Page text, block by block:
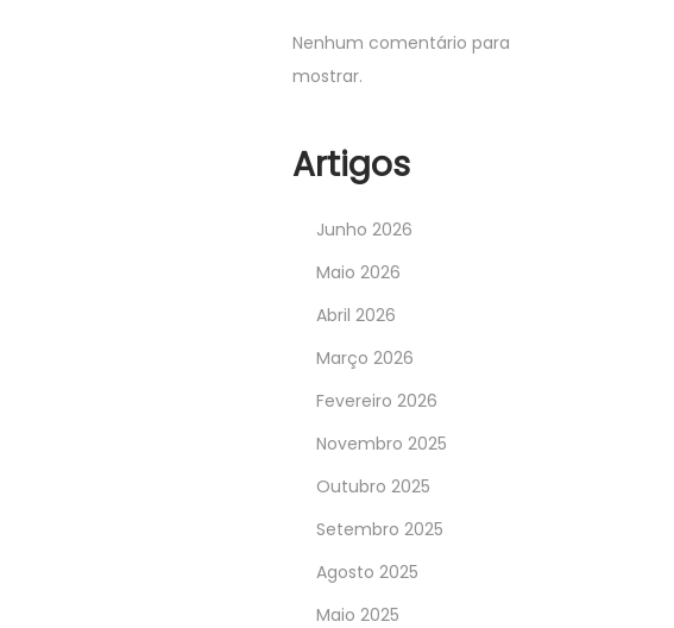
Nenhum comentário para
mostrar.
Artigos
Junho 2026
Maio 2026
Abril 2026
Março 2026
Fevereiro 2026
Novembro 2025
Outubro 2025
Setembro 2025
Agosto 2025
Maio 2025